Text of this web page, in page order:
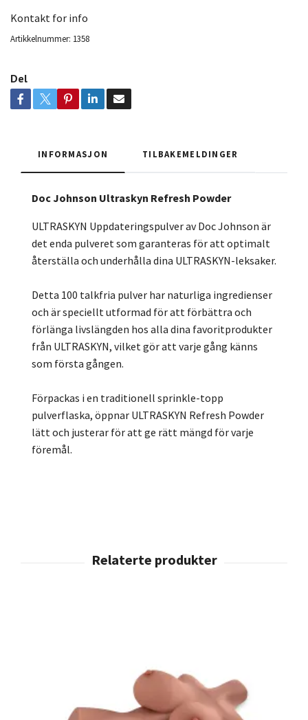
Kontakt for info
Artikkelnummer: 1358
Del
INFORMASJON TILBAKEMELDINGER
Doc Johnson Ultraskyn Refresh Powder
ULTRASKYN Uppdateringspulver av Doc Johnson är
det enda pulveret som garanteras för att optimalt
återställa och underhålla dina ULTRASKYN-leksaker.
Detta 100 talkfria pulver har naturliga ingredienser
och är speciellt utformad för att förbättra och
förlänga livslängden hos alla dina favoritprodukter
från ULTRASKYN, vilket gör att varje gång känns
som första gången.
Förpackas i en traditionell sprinkle-topp
pulverflaska, öppnar ULTRASKYN Refresh Powder
lätt och justerar för att ge rätt mängd för varje
föremål.